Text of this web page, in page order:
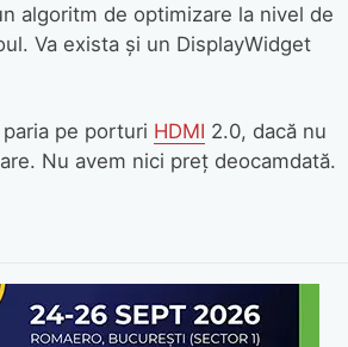
algoritm de optimizare la nivel de
Va exista şi un DisplayWidget
pe porturi HDMI 2.0, dacă nu
Nu avem nici preţ deocamdată.